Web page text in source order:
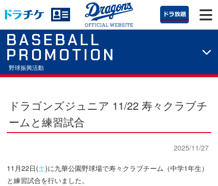
BASEBALL
PROMOTION
野球振興活動
ドラゴンズジュニア 11/22 寿々クラブチ
ームと練習試合
2025/11/27
11月22日(土)に九華公園野球場で寿々クラブチーム（中学1年生）
と練習試合を行いました。